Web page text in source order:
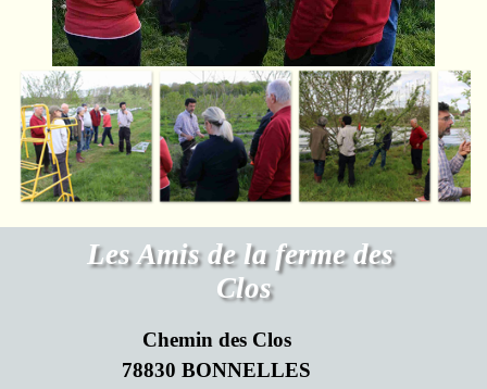
Les Amis de la ferme des
Clos
Chemin des Clos
78830 BONNELLES